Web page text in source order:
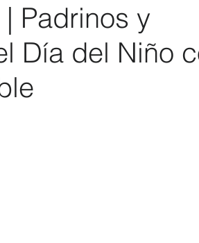
Padrinos y
Día del Niño